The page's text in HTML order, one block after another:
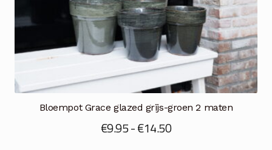
Bloempot Grace glazed grijs-groen 2 maten
€9.95-€14.50Prijsklasse: